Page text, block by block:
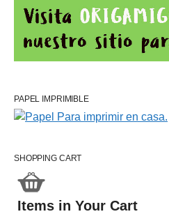
PAPEL IMPRIMIBLE
SHOPPING CART
Items in Your Cart